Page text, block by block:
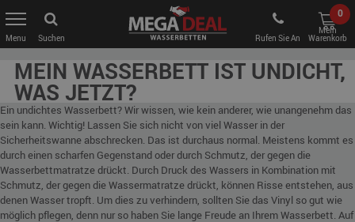
Suchen Rufen Sie An
0
Mein
Warenkorb
MEIN WASSERBETT IST UNDICHT,
WAS JETZT?
Ein undichtes Wasserbett? Wir wissen, wie kein anderer, wie unangenehm das
sein kann. Wichtig! Lassen Sie sich nicht von viel Wasser in der
Sicherheitswanne abschrecken. Das ist durchaus normal. Meistens kommt es
durch einen scharfen Gegenstand oder durch Schmutz, der gegen die
Wasserbettmatratze drückt. Durch Druck des Wassers in Kombination mit
Schmutz, der gegen die Wassermatratze drückt, können Risse entstehen, aus
denen Wasser tropft. Um dies zu verhindern, sollten Sie das Vinyl so gut wie
möglich pflegen, denn nur so haben Sie lange Freude an Ihrem Wasserbett. Auf